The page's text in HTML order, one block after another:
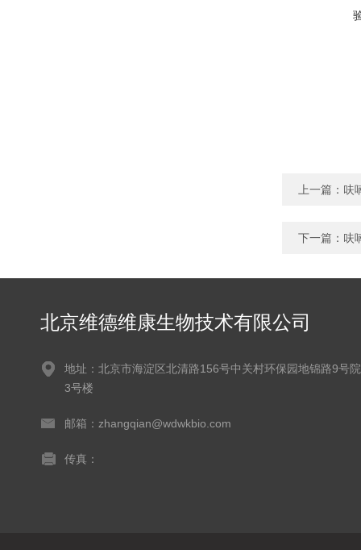
上一篇： 呋
下一篇： 呋
北京维德维康生物技术有限公司
地址：北京市海淀区北清路156号中关村环保园地锦路9号院
3号楼
邮箱：zhangqian@wdwkbio.com
传真：